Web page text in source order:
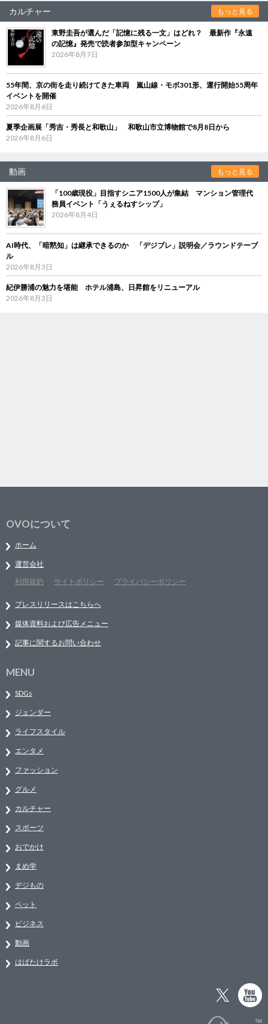
カルチャー もっと見る
東野圭吾が選んだ「記憶に残る一文」はどれ？ 最新作『永遠
の記憶』発売で読者参加型キャンペーン
2026年8月7日
55年間、京の街を走り続けてきた車両 嵐山線・モボ301形、運行開始55周年
イベントを開催
2026年8月6日
夏季企画展「秀吉・秀長と和歌山」 和歌山市立博物館で8月8日から
2026年8月6日
動画 もっと見る
「100歳現役」目指すシニア1500人が集結 マンション管理代
務員イベント「うぇるねすシップ」
2026年8月4日
AI時代、「暗黙知」は継承できるのか 「デジブレ」説明会／ラウンドテーブ
ル
2026年8月3日
紀伊勝浦の魅力を堪能 ホテル浦島、日昇館をリニューアル
2026年8月3日
OVOについて
ホーム
運営会社
利用規約
サイトポリシー プライバシーポリシー
プレスリリースはこちらへ
媒体資料および広告メニュー
記事に関するお問い合わせ
MENU
SDGs
ジェンダー
ライフスタイル
エンタメ
ファッション
グルメ
カルチャー
スポーツ
おでかけ
まめ学
デジもの
ペット
ビジネス
動画
はばたけラボ